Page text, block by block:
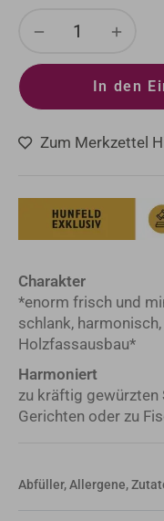
In den
Zum Merkzettel
Charakter
*enorm frisch und
schlank,
Holzfassausbau*
Harmoniert
zu kräftig gewürzten
Gerichten oder zu
Abfüller, Allergene,